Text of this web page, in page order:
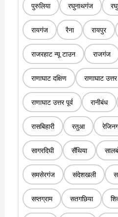
पुरुलिया रघुनाथगंज
रायगंज रैना रायपुर
राजरहाट न्यू टाउन राजगंज
राणाघाट दक्षिण राणाघाट
राणाघाट उत्तर पूर्व रानीबंध
रासबिहारी रतुआ
सागरदिघी सैंथिया
समसेरगंज संदेशखली
सप्तग्राम सतगछिया